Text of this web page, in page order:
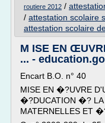
routiere 2012 /
/ attestation scolaire
attestation scolaire
M ISE EN
... -
Encart B.O. n° 40
MISE EN �?UVRE
�?DUCATION �? LA
MATERNELLES ET